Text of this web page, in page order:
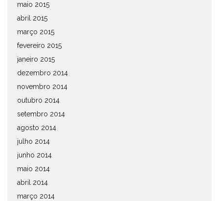
maio 2015
abril 2015
março 2015
fevereiro 2015
janeiro 2015
dezembro 2014
novembro 2014
outubro 2014
setembro 2014
agosto 2014
julho 2014
junho 2014
maio 2014
abril 2014
março 2014